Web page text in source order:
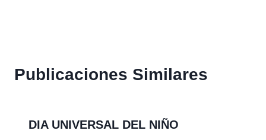
Publicaciones Similares
DIA UNIVERSAL DEL NIÑO